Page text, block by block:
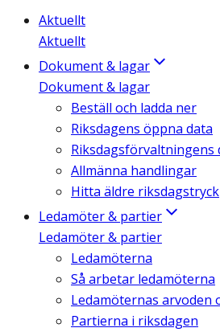
Aktuellt
Aktuellt
Dokument & lagar
Dokument & lagar
Beställ och ladda ner
Riksdagens öppna data
Riksdagsförvaltningens
Allmänna handlingar
Hitta äldre riksdagstryck
Ledamöter & partier
Ledamöter & partier
Ledamöterna
Så arbetar ledamöterna
Ledamöternas arvoden
Partierna i riksdagen